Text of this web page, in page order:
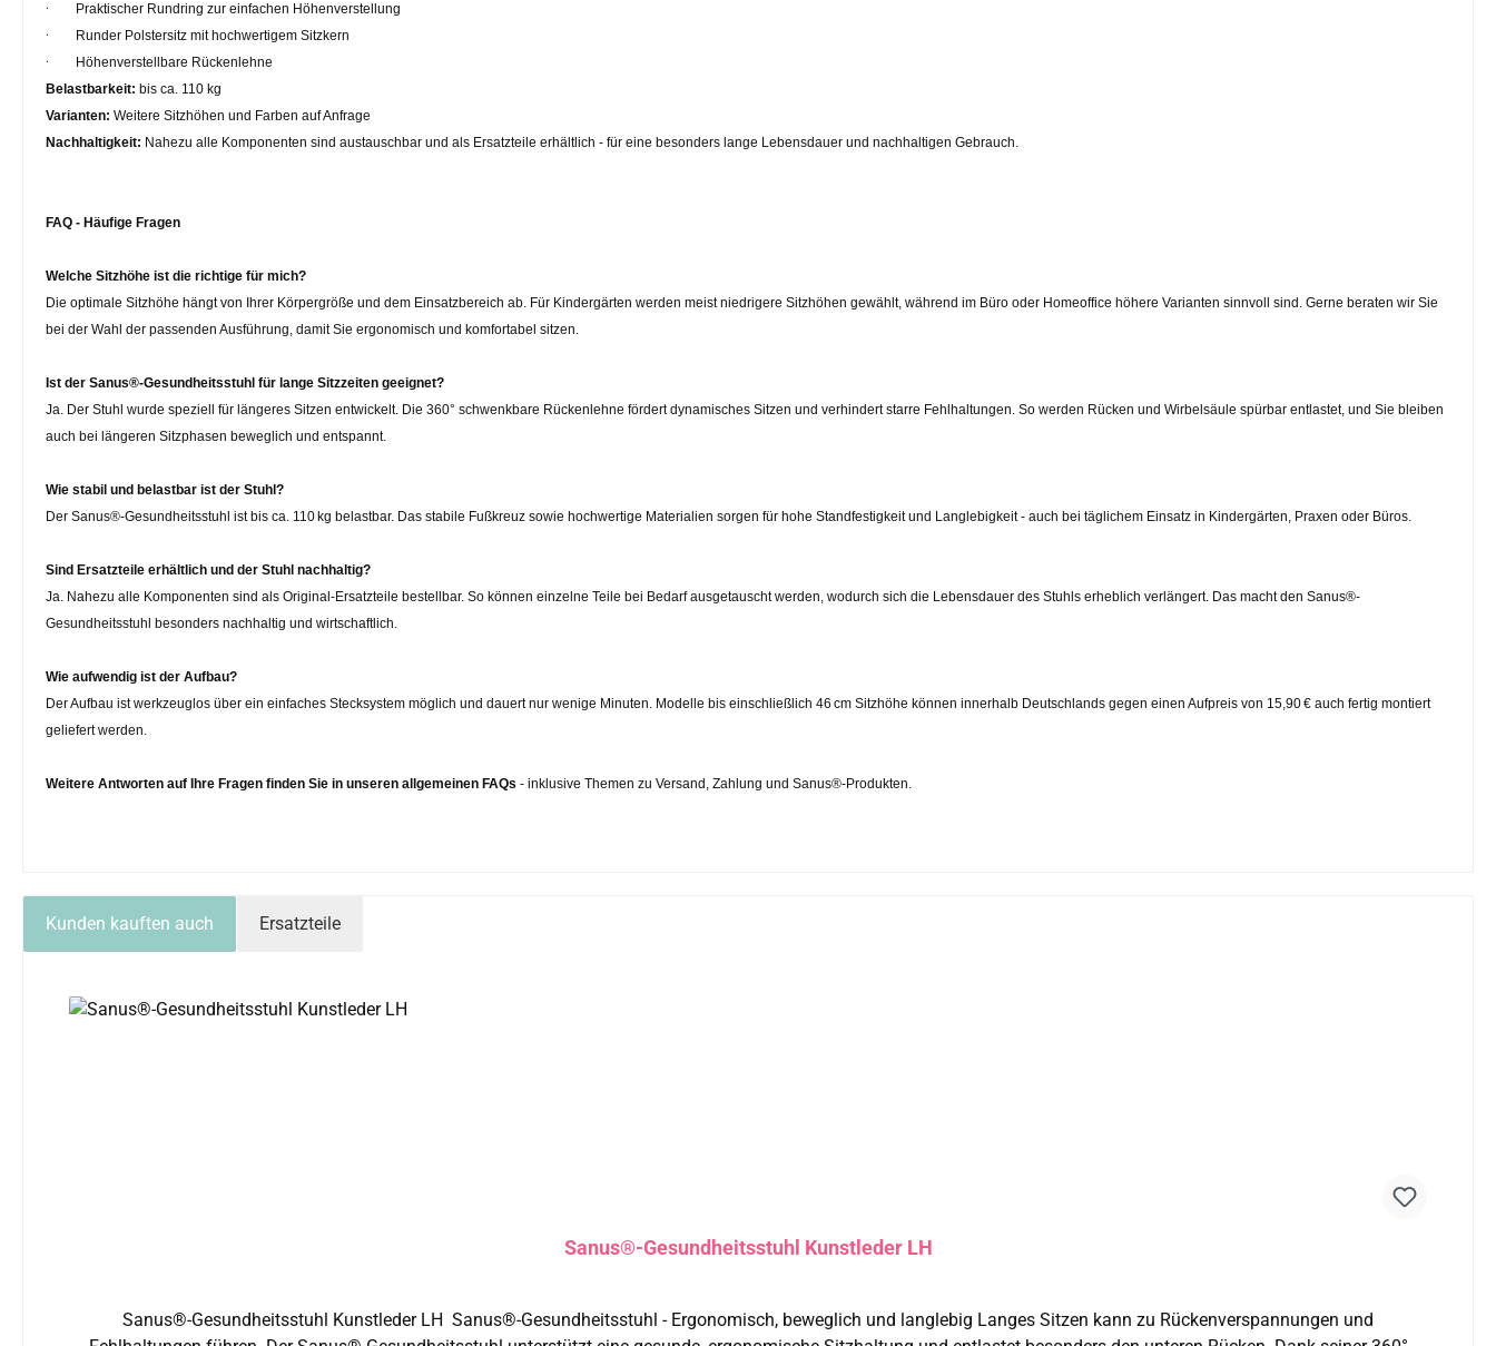
·
Praktischer Rundring zur einfachen Höhenverstellung
·
Runder Polstersitz mit hochwertigem Sitzkern
·
Höhenverstellbare Rückenlehne
Belastbarkeit: bis ca. 110 kg
Varianten: Weitere Sitzhöhen und Farben auf Anfrage
Nachhaltigkeit: Nahezu alle Komponenten sind austauschbar und als Ersatzteile erhältlich - für eine besonders lange Lebensdauer und nachhaltigen Gebrauch.
FAQ - Häufige Fragen
Welche Sitzhöhe ist die richtige für mich?
Die optimale Sitzhöhe hängt von Ihrer Körpergröße und dem Einsatzbereich ab. Für Kindergärten werden meist niedrigere Sitzhöhen gewählt, während im Büro oder Homeoffice höhere Varianten sinnvoll sind. Gerne beraten wir Sie
bei der Wahl der passenden Ausführung, damit Sie ergonomisch und komfortabel sitzen.
Ist der Sanus®-Gesundheitsstuhl für lange Sitzzeiten geeignet?
Ja. Der Stuhl wurde speziell für längeres Sitzen entwickelt. Die 360° schwenkbare Rückenlehne fördert dynamisches Sitzen und verhindert starre Fehlhaltungen. So werden Rücken und Wirbelsäule spürbar entlastet, und Sie bleiben
auch bei längeren Sitzphasen beweglich und entspannt.
Wie stabil und belastbar ist der Stuhl?
Der Sanus®-Gesundheitsstuhl ist bis ca. 110 kg belastbar. Das stabile Fußkreuz sowie hochwertige Materialien sorgen für hohe Standfestigkeit und Langlebigkeit - auch bei täglichem Einsatz in Kindergärten, Praxen oder Büros.
Sind Ersatzteile erhältlich und der Stuhl nachhaltig?
Ja. Nahezu alle Komponenten sind als Original-Ersatzteile bestellbar. So können einzelne Teile bei Bedarf ausgetauscht werden, wodurch sich die Lebensdauer des Stuhls erheblich verlängert. Das macht den Sanus®-
Gesundheitsstuhl besonders nachhaltig und wirtschaftlich.
Wie aufwendig ist der Aufbau?
Der Aufbau ist werkzeuglos über ein einfaches Stecksystem möglich und dauert nur wenige Minuten. Modelle bis einschließlich 46 cm Sitzhöhe können innerhalb Deutschlands gegen einen Aufpreis von 15,90 € auch fertig montiert
geliefert werden.
Weitere Antworten auf Ihre Fragen finden Sie in unseren allgemeinen FAQs - inklusive Themen zu Versand, Zahlung und Sanus®-Produkten.
Kunden kauften auch Ersatzteile
Sanus®-Gesundheitsstuhl Kunstleder LH
Sanus®-Gesundheitsstuhl Kunstleder LH Sanus®-Gesundheitsstuhl - Ergonomisch, beweglich und langlebig Langes Sitzen kann zu Rückenverspannungen und